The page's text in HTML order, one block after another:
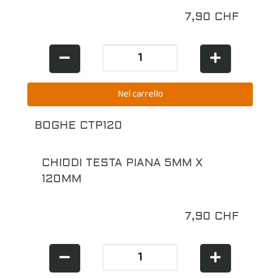
7,90 CHF
BOGHE CTP120
CHIODI TESTA PIANA 5MM X
120MM
7,90 CHF